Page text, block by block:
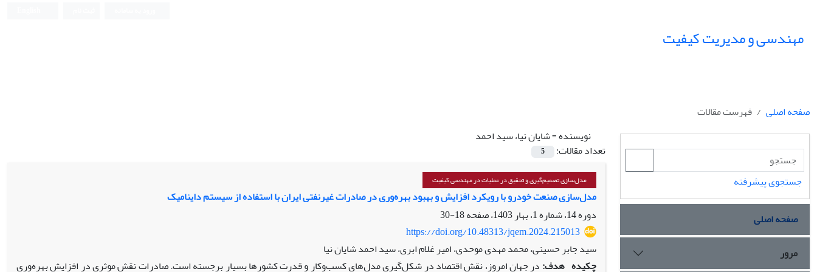
مهندسی و مدیریت کیفیت
صفحه اصلی
فهرست مقالات
نویسنده =شایان نیا، سید احمد
تعداد مقالات:
5
مدل‌سازی تصمیم‌گیری و تحقیق در عملیات در مهندسی کیفیت
مدل‌سازی صنعت خودرو با رویکرد افزایش و بهبود بهره‌وری در صادرات غیرنفتی ایران با استفاده از سیستم داینامیک
دوره 14، شماره 1، بهار 1403، صفحه
18-30
https://doi.org/10.48313/jqem.2024.215013
سید جابر حسینی، محمد مهدی موحدی، امیر غلام ابری، سید احمد شایان نیا
چکیده هدف: در جهان امروز، نقش اقتصاد در شکل‌گیری مدل‌های کسب‌وکار و قدرت کشورها بسیار برجسته است. صادرات نقش موثری در افزایش بهره‌وری
جستجوی پیشرفته
صفحه اصلی
مرور